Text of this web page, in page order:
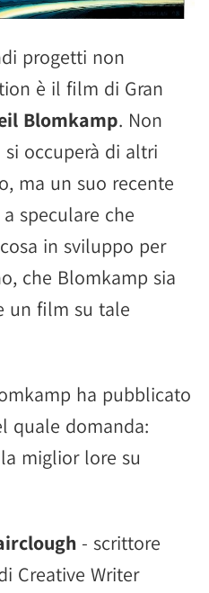
progetti non
è il film di Gran
Blomkamp. Non
occuperà di altri
ma un suo recente
speculare che
in sviluppo per
che Blomkamp sia
un film su tale
ha pubblicato
quale domanda:
miglior lore su
- scrittore
Creative Writer